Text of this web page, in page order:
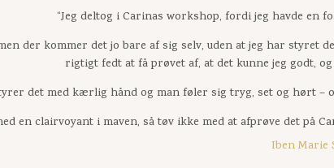
“Jeg deltog i Carinas workshop, fordi jeg havde en
der kommer det jo bare af sig selv, uden at jeg har styret
rigtigt fedt at få prøvet af, at det kunne jeg godt,
det med kærlig hånd og man føler sig tryg, set og hørt –
en clairvoyant i maven, så tøv ikke med at afprøve det på
Iben Marie